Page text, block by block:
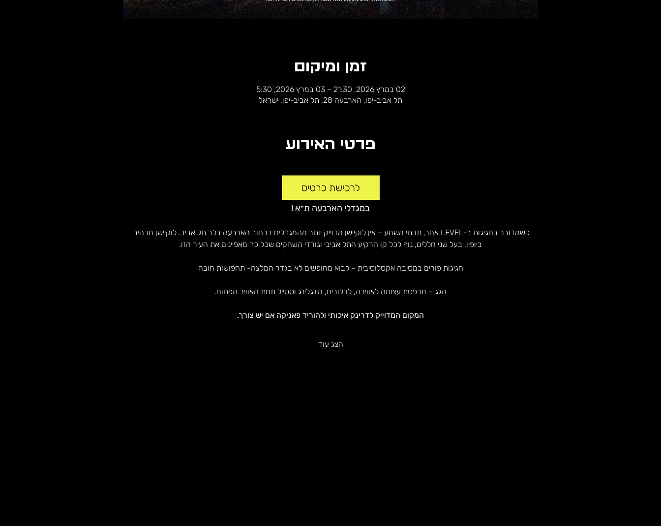
זמן ומיקום
02 במרץ 2026, 21:30 – 03 במרץ 2026, 5:30
תל אביב-יפו, הארבעה 28, תל אביב-יפו, ישראל
פרטי האירוע
במגדלי הארבעה ת״א !
כשמדובר בחגיגות ב-LEVEL אחר, תרתי משמע – אין לוקיישן מדוייק יותר מהמגדלים ברחוב הארבעה בלב תל אביב. ​לוקיישן מרהיב
ביופיו, בעל שני חללים, נוף לכל קו הרקיע התל אביבי וגורדי השחקים שכל כך מאפיינים את העיר הזו.
חגיגות פורים במסיבה אקסלוסיבית – לבוא מחופשים לא בגדר המלצה- תחפושות חובה
הגג – מרפסת עצומה לאווירה, לרלורים, מינגלינג וסטייל תחת האוויר הפתוח.
המקום המדוייק לדרינק איכותי ולהוריד פאניקה אם יש צורך.
הצג עוד